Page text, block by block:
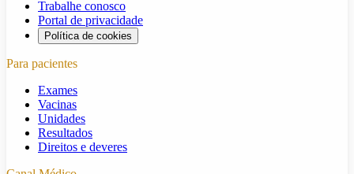
Trabalhe conosco
Portal de privacidade
Política de cookies
Para pacientes
Exames
Vacinas
Unidades
Resultados
Direitos e deveres